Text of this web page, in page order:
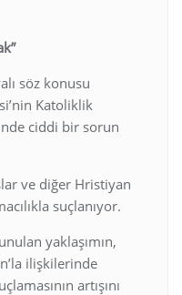
söz konusu
Katoliklik
ciddi bir sorun
ve diğer Hristiyan
suçlanıyor.
yaklaşımın,
ilişkilerinde
artışını